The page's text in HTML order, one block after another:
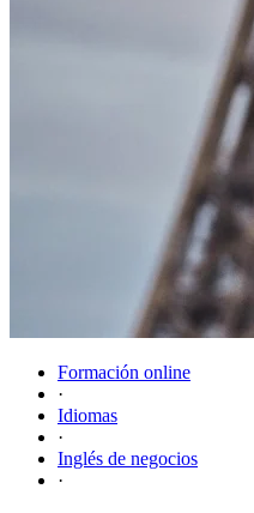
Formación online
·
Idiomas
·
Inglés de negocios
·